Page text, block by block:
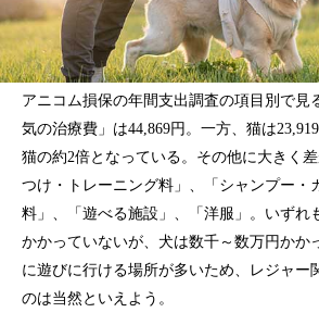
アニコム損保の年間支出調査の項目別で見
気の治療費」は44,869円。一方、猫は
猫の約2倍となっている。その他に大きく
つけ・トレーニング料」、「シャンプー・
料」、「遊べる施設」、「洋服」。いずれ
かかっていないが、犬は数千～数万円かか
に遊びに行ける場所が多いため、レジャー
のは当然といえよう。